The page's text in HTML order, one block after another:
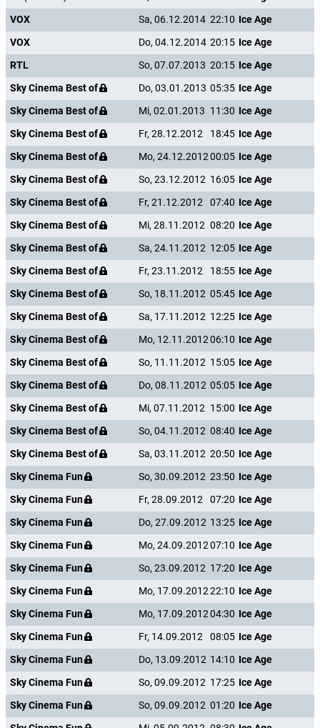
VOX
Sa, 06.12.2014 22:10 Ice Age
VOX
Do, 04.12.2014 20:15 Ice Age
RTL
So, 07.07.2013 20:15 Ice Age
Sky Cinema Best of
Do, 03.01.2013 05:35 Ice Age
Sky Cinema Best of
Mi, 02.01.2013 11:30 Ice Age
Sky Cinema Best of
Fr, 28.12.2012 18:45 Ice Age
Sky Cinema Best of
Mo, 24.12.201200:05 Ice Age
Sky Cinema Best of
So, 23.12.2012 16:05 Ice Age
Sky Cinema Best of
Fr, 21.12.2012 07:40 Ice Age
Sky Cinema Best of
Mi, 28.11.2012 08:20 Ice Age
Sky Cinema Best of
Sa, 24.11.2012 12:05 Ice Age
Sky Cinema Best of
Fr, 23.11.2012 18:55 Ice Age
Sky Cinema Best of
So, 18.11.2012 05:45 Ice Age
Sky Cinema Best of
Sa, 17.11.2012 12:25 Ice Age
Sky Cinema Best of
Mo, 12.11.201206:10 Ice Age
Sky Cinema Best of
So, 11.11.2012 15:05 Ice Age
Sky Cinema Best of
Do, 08.11.2012 05:05 Ice Age
Sky Cinema Best of
Mi, 07.11.2012 15:00 Ice Age
Sky Cinema Best of
So, 04.11.2012 08:40 Ice Age
Sky Cinema Best of
Sa, 03.11.2012 20:50 Ice Age
Sky Cinema Fun
So, 30.09.2012 23:50 Ice Age
Sky Cinema Fun
Fr, 28.09.2012 07:20 Ice Age
Sky Cinema Fun
Do, 27.09.2012 13:25 Ice Age
Sky Cinema Fun
Mo, 24.09.201207:10 Ice Age
Sky Cinema Fun
So, 23.09.2012 17:20 Ice Age
Sky Cinema Fun
Mo, 17.09.201222:10 Ice Age
Sky Cinema Fun
Mo, 17.09.201204:30 Ice Age
Sky Cinema Fun
Fr, 14.09.2012 08:05 Ice Age
Sky Cinema Fun
Do, 13.09.2012 14:10 Ice Age
Sky Cinema Fun
So, 09.09.2012 17:25 Ice Age
Sky Cinema Fun
So, 09.09.2012 01:20 Ice Age